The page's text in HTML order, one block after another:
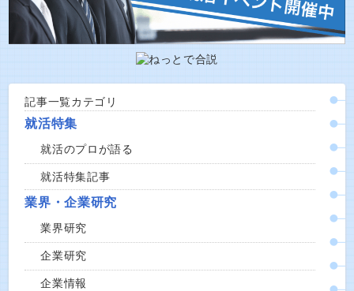
記事一覧カテゴリ
就活特集
就活のプロが語る
就活特集記事
業界・企業研究
業界研究
企業研究
企業情報